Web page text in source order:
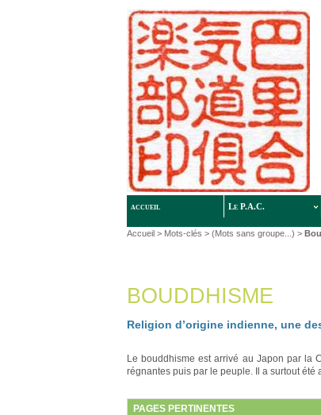
accueil Le P.A.C.
Accueil > Mots-clés > (Mots sans groupe...) >
BOUDDHISME
Religion d’origine indienne, une
Le bouddhisme est arrivé au Japon par la
régnantes puis par le peuple. Il a surtout
PAGES PERTINENTES